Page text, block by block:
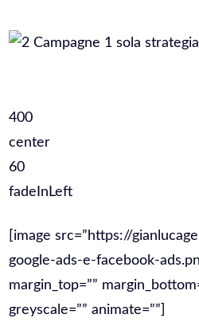
400
center
60
fadeInLeft
[image src=”https://
google-ads-e-facebook-
margin_top=””
greyscale=”” animate=””]